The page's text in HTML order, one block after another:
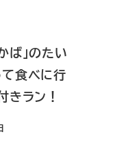
ば」のたい
食べに行
きラン！